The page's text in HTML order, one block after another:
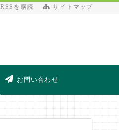
サイトマップ
RSSを購読
お問い合わせ